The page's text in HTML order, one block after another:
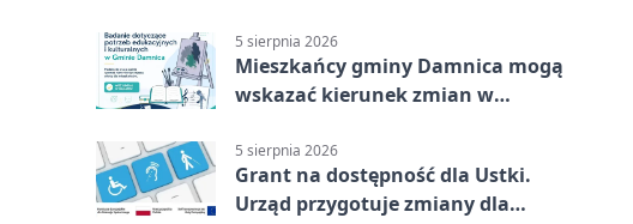
5 sierpnia 2026
Mieszkańcy gminy Damnica mogą
wskazać kierunek zmian w
5 sierpnia 2026
Grant na dostępność dla Ustki.
Urząd przygotuje zmiany dla